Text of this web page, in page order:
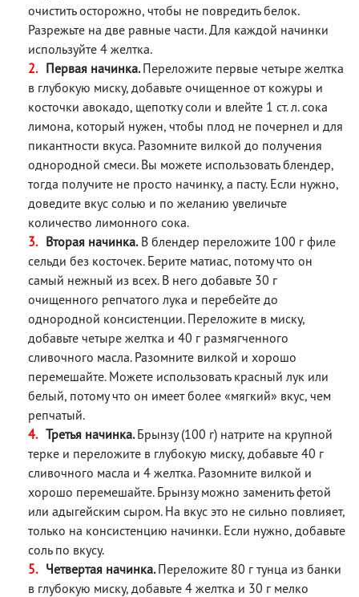
очистить осторожно, чтобы не повредить белок.
Разрежьте на две равные части. Для каждой начинки
используйте 4 желтка.
Первая начинка.Переложите первые четыре желтка
в глубокую миску, добавьте очищенное от кожуры и
косточки авокадо, щепотку соли и влейте 1 ст. л. сока
лимона, который нужен, чтобы плод не почернел и для
пикантности вкуса. Разомните вилкой до получения
однородной смеси. Вы можете использовать блендер,
тогда получите не просто начинку, а пасту. Если нужно,
доведите вкус солью и по желанию увеличьте
количество лимонного сока.
Вторая начинка.В блендер переложите 100 г филе
сельди без косточек. Берите матиас, потому что он
самый нежный из всех. В него добавьте 30 г
очищенного репчатого лука и перебейте до
однородной консистенции. Переложите в миску,
добавьте четыре желтка и 40 г размягченного
сливочного масла. Разомните вилкой и хорошо
перемешайте. Можете использовать красный лук или
белый, потому что он имеет более «мягкий» вкус, чем
репчатый.
Третья начинка.Брынзу (100 г) натрите на крупной
терке и переложите в глубокую миску, добавьте 40 г
сливочного масла и 4 желтка. Разомните вилкой и
хорошо перемешайте. Брынзу можно заменить фетой
или адыгейским сыром. На вкус это не сильно повлияет,
только на консистенцию начинки. Если нужно, добавьте
соль по вкусу.
Четвертая начинка.Переложите 80 г тунца из банки
в глубокую миску, добавьте 4 желтка и 30 г мелко